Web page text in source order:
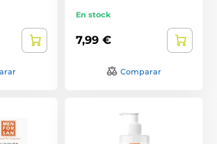
En stock
7,99 €
Comparar